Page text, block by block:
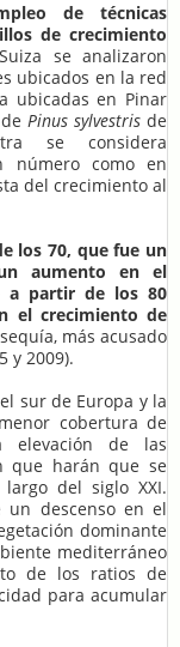
de técnicas
de crecimiento
se analizaron
ubicados en la red
ubicadas en Pinar
Pinus sylvestrisde
se considera
número como en
del crecimiento al
los 70, que fue un
aumento en el
a partir de los 80
el crecimiento de
más acusado
y 2009).
sur de Europa y la
cobertura de
elevación de las
que harán que se
del siglo XXI.
un descenso en el
dominante
mediterráneo
de los ratios de
para acumular